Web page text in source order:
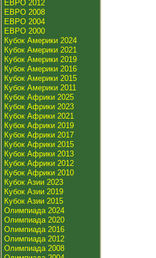
ЕВРО 2012
ЕВРО 2008
ЕВРО 2004
ЕВРО 2000
Кубок Америки 2024
Кубок Америки 2021
Кубок Америки 2019
Кубок Америки 2016
Кубок Америки 2015
Кубок Америки 2011
Кубок Африки 2025
Кубок Африки 2023
Кубок Африки 2021
Кубок Африки 2019
Кубок Африки 2017
Кубок Африки 2015
Кубок Африки 2013
Кубок Африки 2012
Кубок Африки 2010
Кубок Азии 2023
Кубок Азии 2019
Кубок Азии 2015
Олимпиада 2024
Олимпиада 2020
Олимпиада 2016
Олимпиада 2012
Олимпиада 2008